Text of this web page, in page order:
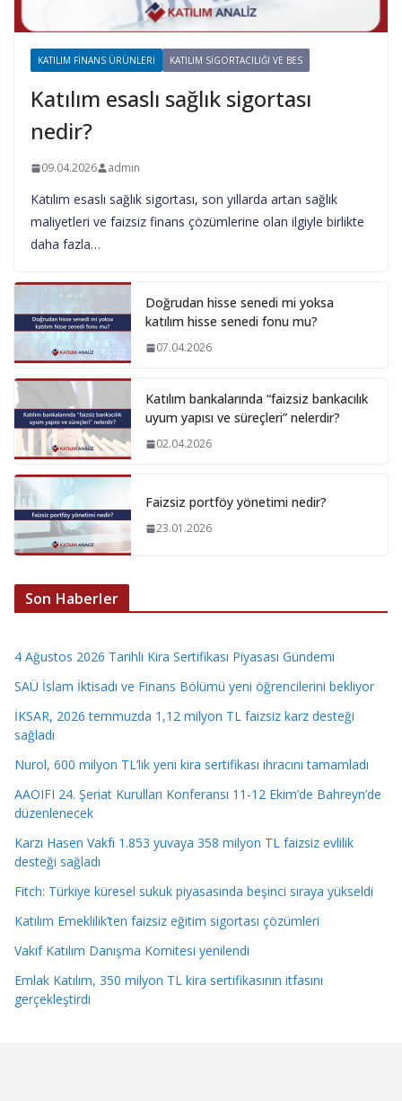
KATILIM FINANS ÜRÜNLERI KATILIM SIGORTACILIĞI VE BES
Katılım esaslı sağlık sigortası
nedir?
09.04.2026 admin
Katılım esaslı sağlık sigortası, son yıllarda artan sağlık
maliyetleri ve faizsiz finans çözümlerine olan ilgiyle birlikte
daha fazla…
Doğrudan hisse senedi mi yoksa
katılım hisse senedi fonu mu?
07.04.2026
Katılım bankalarında “faizsiz bankacılık
uyum yapısı ve süreçleri” nelerdir?
02.04.2026
Faizsiz portföy yönetimi nedir?
23.01.2026
Son Haberler
4 Ağustos 2026 Tarihli Kira Sertifikası Piyasası Gündemi
SAÜ İslam İktisadı ve Finans Bölümü yeni öğrencilerini bekliyor
İKSAR, 2026 temmuzda 1,12 milyon TL faizsiz karz desteği
sağladı
Nurol, 600 milyon TL’lik yeni kira sertifikası ihracını tamamladı
AAOIFI 24. Şeriat Kurulları Konferansı 11-12 Ekim’de Bahreyn’de
düzenlenecek
Karzı Hasen Vakfı 1.853 yuvaya 358 milyon TL faizsiz evlilik
desteği sağladı
Fitch: Türkiye küresel sukuk piyasasında beşinci sıraya yükseldi
Katılım Emeklilik’ten faizsiz eğitim sigortası çözümleri
Vakıf Katılım Danışma Komitesi yenilendi
Emlak Katılım, 350 milyon TL kira sertifikasının itfasını
gerçekleştirdi